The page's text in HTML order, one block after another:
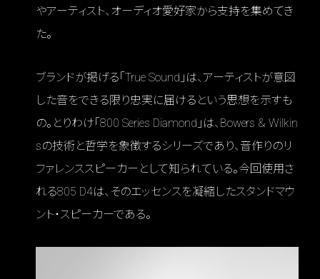
やアーティスト、オーディオ愛好家から支持を集めてき
た。
ブランドが掲げる「True Sound」は、アーティストが意図
した音をできる限り忠実に届けるという思想を示すも
の。とりわけ「800 Series Diamond」は、Bowers & Wilkin
sの技術と哲学を象徴するシリーズであり、音作りのリ
ファレンススピーカーとして知られている。今回使用さ
れる805 D4は、そのエッセンスを凝縮したスタンドマウ
ント・スピーカーである。